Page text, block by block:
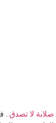
صلابة لا تصدق .